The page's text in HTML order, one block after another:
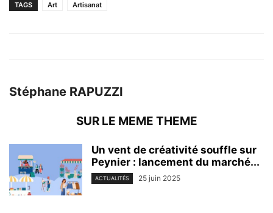
TAGS Art Artisanat
Stéphane RAPUZZI
SUR LE MEME THEME
Un vent de créativité souffle sur
Peynier : lancement du marché...
ACTUALITÉS 25 juin 2025